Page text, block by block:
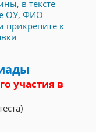
в тексте
ОУ, ФИО
прикрепите к
участия в